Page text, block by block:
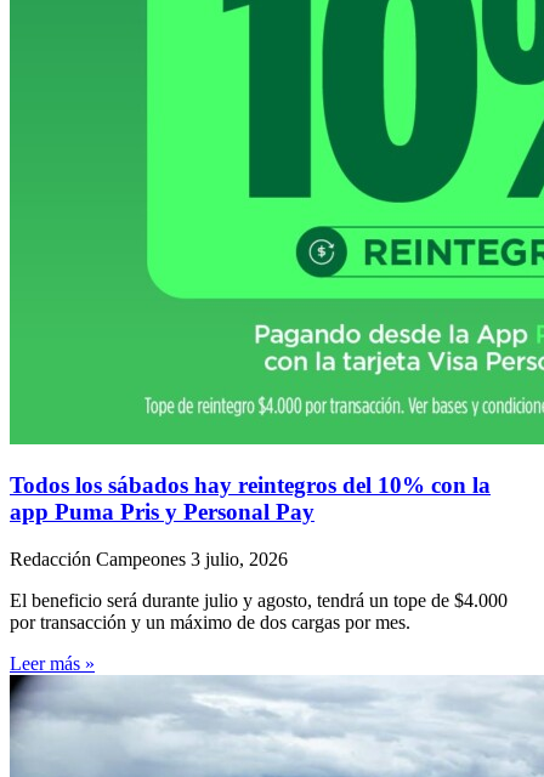
Todos los sábados hay reintegros del 10% con la
app Puma Pris y Personal Pay
Redacción Campeones 3 julio, 2026
El beneficio será durante julio y agosto, tendrá un tope de $4.000
por transacción y un máximo de dos cargas por mes.
Leer más »